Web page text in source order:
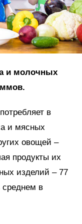
и молочных
в
и мясных
овощей –
продукты их
изделий – 77
среднем в